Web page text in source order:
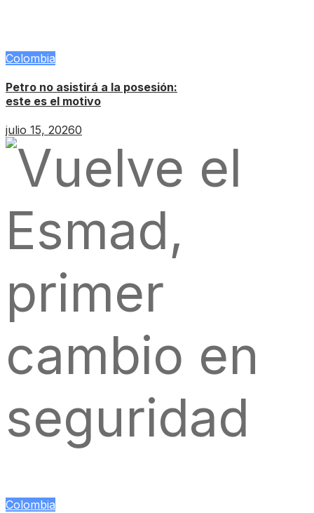
Colombia
Petro no asistirá a la posesión:
este es el motivo
julio 15, 20260
Colombia